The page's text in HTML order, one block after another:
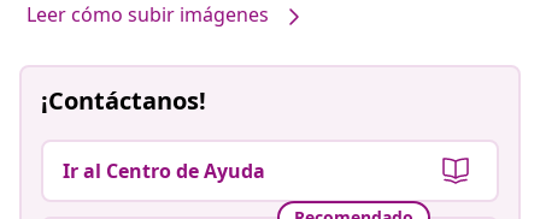
Leer cómo subir imágenes
¡Contáctanos!
Ir al Centro de Ayuda